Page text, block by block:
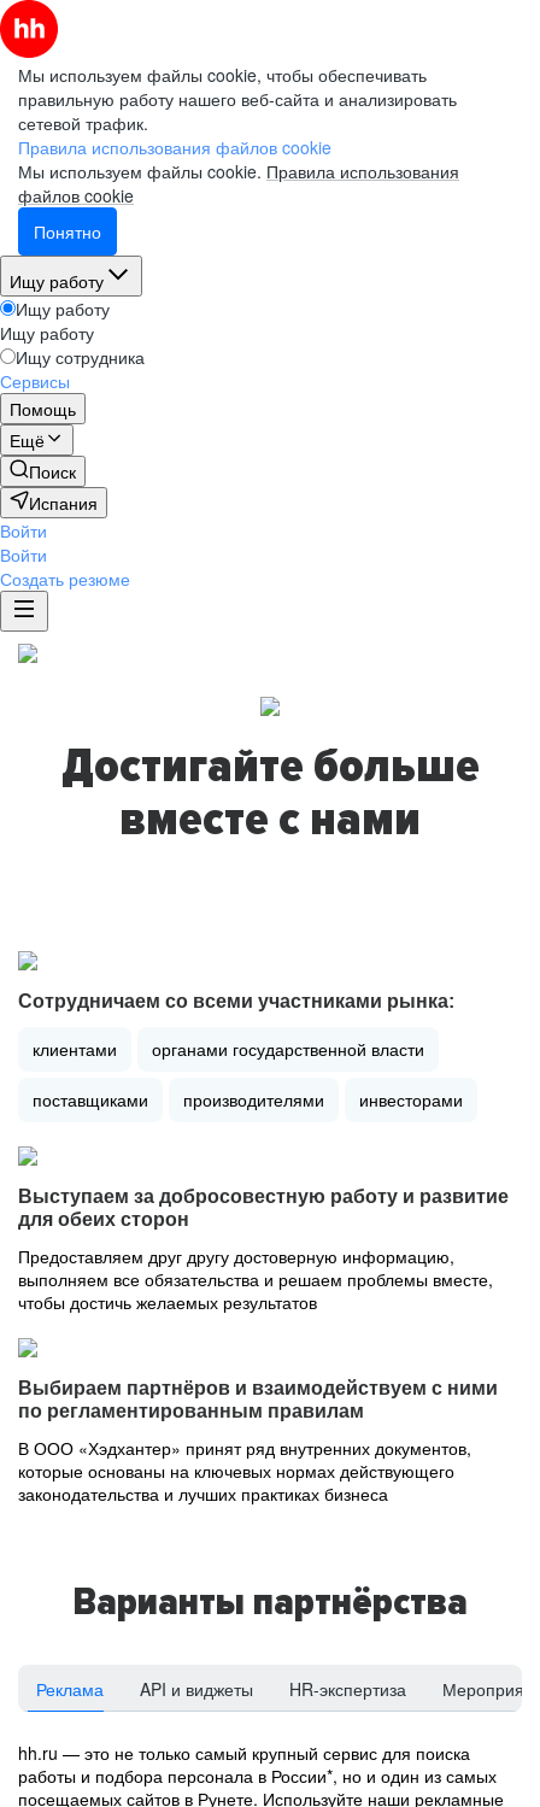
Мы используем файлы cookie, чтобы обеспечивать
правильную работу нашего веб-сайта и анализировать
сетевой трафик.
Правила использования файлов cookie
Мы используем файлы cookie. Правила использования
файлов cookie
Понятно
Ищу работу
Ищу работу
Ищу работу
Ищу сотрудника
Сервисы
Помощь
Ещё
Поиск
Испания
Войти
Войти
Создать резюме
Достигайте больше
вместе с нами
Сотрудничаем со всеми участниками рынка:
клиентами органами государственной власти
поставщиками производителями инвесторами
Выступаем за добросовестную работу и развитие
для обеих сторон
Предоставляем друг другу достоверную информацию,
выполняем все обязательства и решаем проблемы вместе,
чтобы достичь желаемых результатов
Выбираем партнёров и взаимодействуем с ними
по регламентированным правилам
В ООО «Хэдхантер» принят ряд внутренних документов,
которые основаны на ключевых нормах действующего
законодательства и лучших практиках бизнеса
Варианты партнёрства
Реклама API и виджеты HR-экспертиза
hh.ru — это не только самый крупный сервис для поиска
работы и подбора персонала в России*, но и один из самых
посещаемых сайтов в Рунете. Используйте наши рекламные